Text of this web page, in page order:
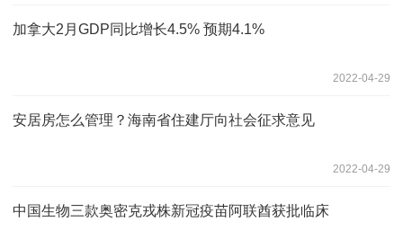
加拿大2月GDP同比增长4.5% 预期4.1%
2022-04-29
安居房怎么管理？海南省住建厅向社会征求意见
2022-04-29
中国生物三款奥密克戎株新冠疫苗阿联酋获批临床